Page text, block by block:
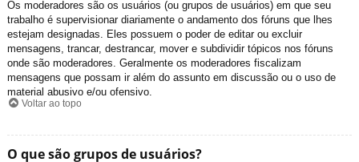
Os moderadores são os usuários (ou grupos de usuários) em que seu
trabalho é supervisionar diariamente o andamento dos fóruns que lhes
estejam designadas. Eles possuem o poder de editar ou excluir
mensagens, trancar, destrancar, mover e subdividir tópicos nos fóruns
onde são moderadores. Geralmente os moderadores fiscalizam
mensagens que possam ir além do assunto em discussão ou o uso de
material abusivo e/ou ofensivo.
Voltar ao topo
O que são grupos de usuários?